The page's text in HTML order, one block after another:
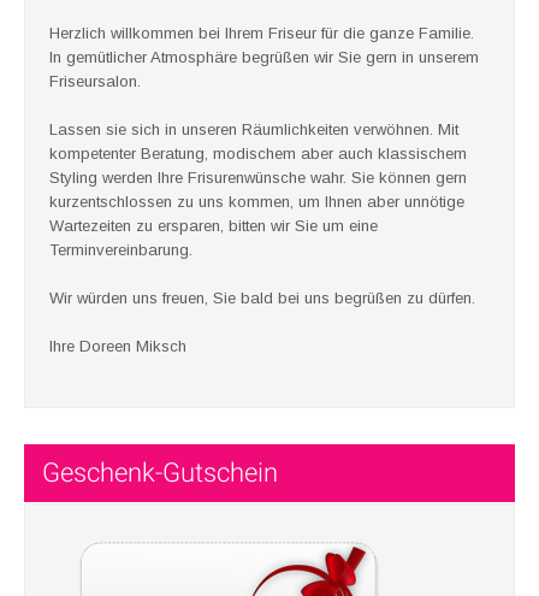
Herzlich willkommen bei Ihrem Friseur für die ganze Familie.
In gemütlicher Atmosphäre begrüßen wir Sie gern in unserem
Friseursalon.
Lassen sie sich in unseren Räumlichkeiten verwöhnen. Mit
kompetenter Beratung, modischem aber auch klassischem
Styling werden Ihre Frisurenwünsche wahr. Sie können gern
kurzentschlossen zu uns kommen, um Ihnen aber unnötige
Wartezeiten zu ersparen, bitten wir Sie um eine
Terminvereinbarung.
Wir würden uns freuen, Sie bald bei uns begrüßen zu dürfen.
Ihre Doreen Miksch
Geschenk-Gutschein